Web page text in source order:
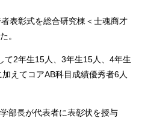
表彰式を総合研究棟＜士魂商才
。
2年生15人、3年生15人、4年生
えてコアAB科目成績優秀者6人
部長が代表者に表彰状を授与